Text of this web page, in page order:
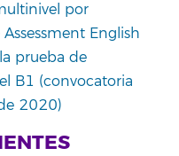
por
English
prueba de
B1 (convocatoria
2020)